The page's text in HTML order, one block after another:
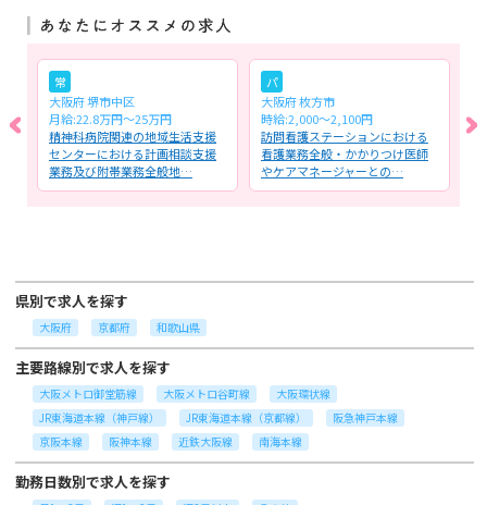
常
大阪府 堺市中区
月給:22.8万円～25万円
精神科病院関連の地域生活支援
センターにおける計画相談支援
業務及び附帯業務全般地…
パ
大阪府 枚方市
時給:2,000～2,100円
訪問看護ステーションにおける
看護業務全般・かかりつけ医師
やケアマネージャーとの…
県別で求人を探す
大阪府 京都府 和歌山県
主要路線別で求人を探す
大阪メトロ御堂筋線 大阪メトロ谷町線
大阪環状線
JR東海道本線（神戸線）
JR東海道本線（京都線）
阪急神戸本線
京阪本線
阪神本線 近鉄大阪線 南海本線
勤務日数別で求人を探す